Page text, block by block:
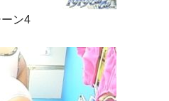
ーン4